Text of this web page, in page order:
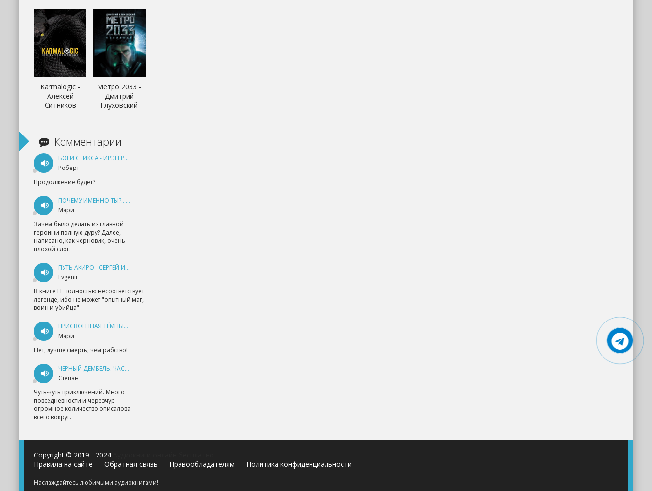
Karmalogic -
Алексей
Ситников
Метро 2033 -
Дмитрий
Глуховский
Комментарии
БОГИ СТИКСА - ИРЭН РУДКЕВИЧ
Роберт
Продолжение будет?
ПОЧЕМУ ИМЕННО ТЫ?.. КНИГА 1 - ЕКАТЕРИНА ЮДИНА
Мари
Зачем было делать из главной
героини полную дуру? Далее,
написано, как черновик, очень
плохой слог.
ПУТЬ АКИРО - СЕРГЕЙ ИЗМАЙЛОВ
Evgenii
В книге ГГ полностью несоответствует
легенде, ибо не может "опытный маг,
воин и убийца"
ПРИСВОЕННАЯ ТЁМНЫМ. ПРОКЛЯТАЯ ЛЮБОВЬ - АННА ГЕРР
Мари
Нет, лучше смерть, чем рабство!
ЧЁРНЫЙ ДЕМБЕЛЬ. ЧАСТЬ 1 - АНДРЕЙ ФЕДИН
Степан
Чуть-чуть приключений. Много
повседневности и черезчур
огромное количество описалова
всего вокруг.
Copyright © 2019 - 2024
Правила на сайте
Обратная связь Правообладателям Политика конфиденциальности
Наслаждайтесь любимыми аудиокнигами!